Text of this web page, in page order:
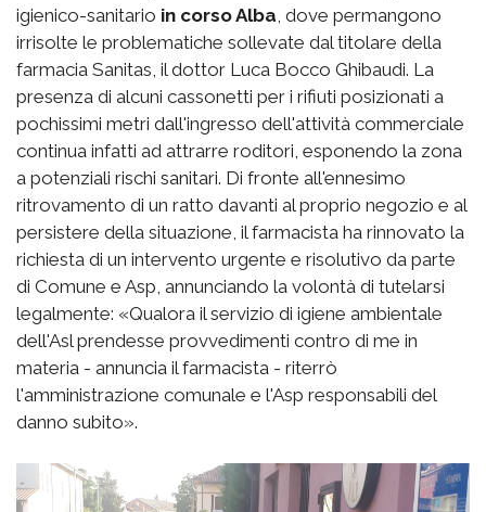
igienico-sanitario in corso Alba , dove permangono
irrisolte le problematiche sollevate dal titolare della
farmacia Sanitas, il dottor Luca Bocco Ghibaudi. La
presenza di alcuni cassonetti per i rifiuti posizionati a
pochissimi metri dall'ingresso dell'attività commerciale
continua infatti ad attrarre roditori, esponendo la zona
a potenziali rischi sanitari. Di fronte all'ennesimo
ritrovamento di un ratto davanti al proprio negozio e al
persistere della situazione, il farmacista ha rinnovato la
richiesta di un intervento urgente e risolutivo da parte
di Comune e Asp, annunciando la volontà di tutelarsi
legalmente: «Qualora il servizio di igiene ambientale
dell'Asl prendesse provvedimenti contro di me in
materia - annuncia il farmacista - riterrò
l'amministrazione comunale e l'Asp responsabili del
danno subito».